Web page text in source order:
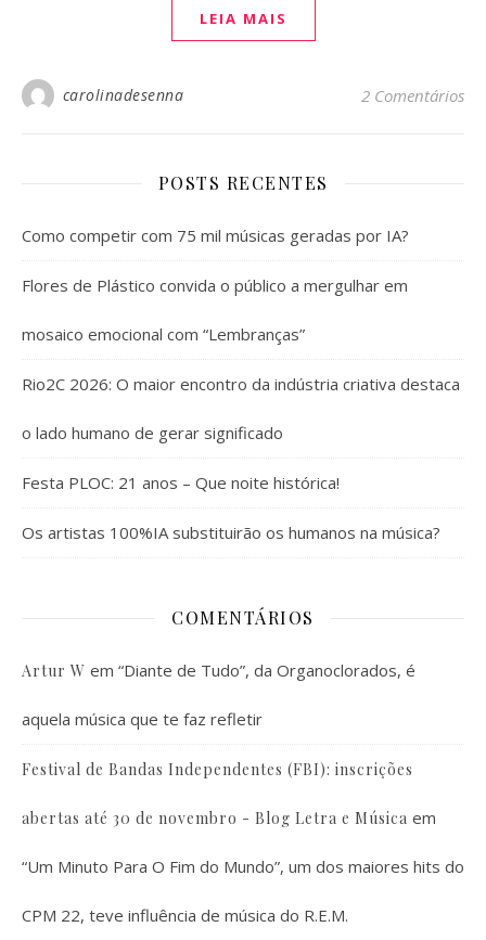
LEIA MAIS
carolinadesenna 2 Comentários
POSTS RECENTES
Como competir com 75 mil músicas geradas por IA?
Flores de Plástico convida o público a mergulhar em
mosaico emocional com “Lembranças”
Rio2C 2026: O maior encontro da indústria criativa destaca
o lado humano de gerar significado
Festa PLOC: 21 anos – Que noite histórica!
Os artistas 100%IA substituirão os humanos na música?
COMENTÁRIOS
Artur W em “Diante de Tudo”, da Organoclorados, é
aquela música que te faz refletir
Festival de Bandas Independentes (FBI): inscrições
abertas até 30 de novembro - Blog Letra e Música em
“Um Minuto Para O Fim do Mundo”, um dos maiores hits do
CPM 22, teve influência de música do R.E.M.